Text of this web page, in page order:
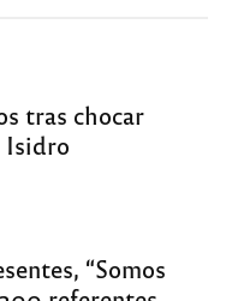
tras chocar
Isidro
“Somos